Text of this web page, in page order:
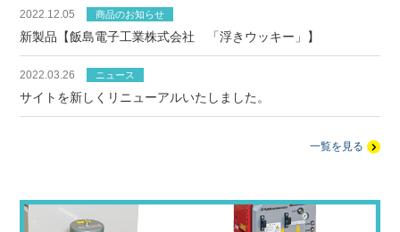
2022.12.05 商品のお知らせ
新製品【飯島電子工業株式会社 「浮きウッキー」】
2022.03.26 ニュース
サイトを新しくリニューアルいたしました。
一覧を見る